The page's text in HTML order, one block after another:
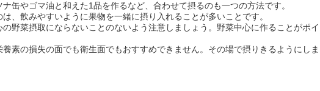
缶やゴマ油と和えた1品を作るなど、合わせて摂るのも一つの方法です。
、飲みやすいように果物を一緒に摂り入れることが多いことです。
野菜摂取にならないことのないよう注意しましょう。野菜中心に作ることがポイ
養素の損失の面でも衛生面でもおすすめできません。その場で摂りきるようにしま